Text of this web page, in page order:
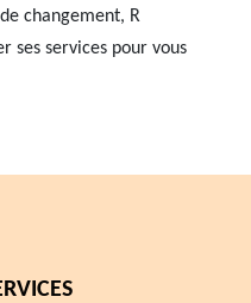
changement, R
ses services pour vous